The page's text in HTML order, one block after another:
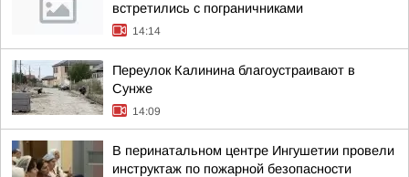
встретились с пограничниками
14:14
Переулок Калинина благоустраивают в
Сунже
14:09
В перинатальном центре Ингушетии провели
инструктаж по пожарной безопасности